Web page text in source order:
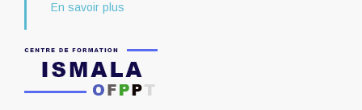
En savoir plus